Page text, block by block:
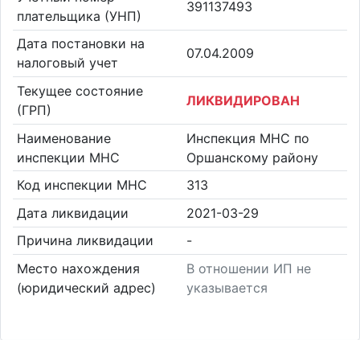
плательщика (УНП)
391137493
Дата постановки на
налоговый учет
07.04.2009
Текущее состояние
(ГРП)
ЛИКВИДИРОВАН
Наименование
инспекции МНС
Инспекция МНС по
Оршанскому району
Код инспекции МНС
313
Дата ликвидации
2021-03-29
Причина ликвидации
-
Место нахождения
(юридический адрес)
В отношении ИП не
указывается